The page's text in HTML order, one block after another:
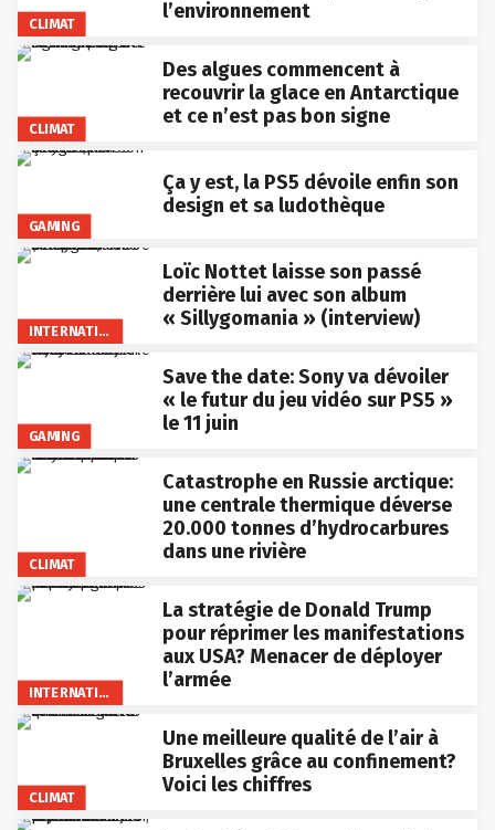
CLIMAT
l’environnement
CLIMAT
Des algues commencent à
recouvrir la glace en Antarctique
et ce n’est pas bon signe
GAMING
Ça y est, la PS5 dévoile enfin son
design et sa ludothèque
INTERNATIONAL
Loïc Nottet laisse son passé
derrière lui avec son album
« Sillygomania » (interview)
GAMING
Save the date: Sony va dévoiler
« le futur du jeu vidéo sur PS5 »
le 11 juin
CLIMAT
Catastrophe en Russie arctique:
une centrale thermique déverse
20.000 tonnes d’hydrocarbures
dans une rivière
INTERNATIONAL
La stratégie de Donald Trump
pour réprimer les manifestations
aux USA? Menacer de déployer
l’armée
CLIMAT
Une meilleure qualité de l’air à
Bruxelles grâce au confinement?
Voici les chiffres